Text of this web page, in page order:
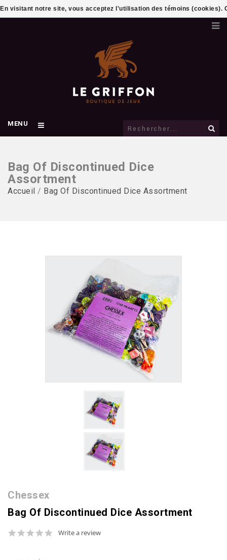
MENU
Bag Of Discontinued Dice
Assortment
Accueil / Bag Of Discontinued Dice Assortment
Chessex
Bag Of Discontinued Dice Assortment
0.0
Write a review
En visitant notre site, vous acceptez l'utilisation des témoins